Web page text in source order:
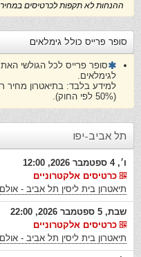
ההנחות לא תקפות לכרטיסים במחיר
סופר פרייס כולל גימלאים
לגימלאים.
(50% לפי החוק).
תל אביב-יפו
ו׳, 4 ספטמבר 2026, 12:00
כרטיסים אלקטרוניים
תיאטרון בית ליסין תל אביב - אולם
שבת, 5 ספטמבר 2026, 22:00
כרטיסים אלקטרוניים
תיאטרון בית ליסין תל אביב - אולם